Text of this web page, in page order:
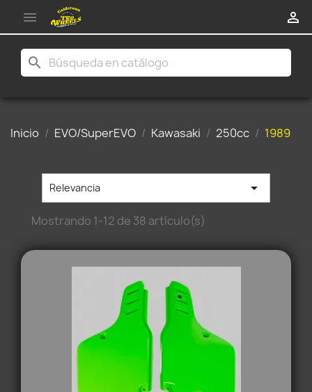
 
search
Inicio EVO/SuperEVO Kawasaki 250cc 1989
Relevancia 
Mostrando 1-12 de 38 artículo(s)